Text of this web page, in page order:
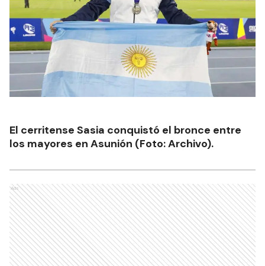
El cerritense Sasia conquistó el bronce entre
los mayores en Asunión (Foto: Archivo).
Ads